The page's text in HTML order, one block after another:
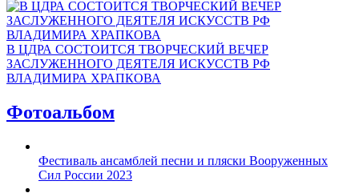
В ЦДРА СОСТОИТСЯ ТВОРЧЕСКИЙ ВЕЧЕР
ЗАСЛУЖЕННОГО ДЕЯТЕЛЯ ИСКУССТВ РФ
ВЛАДИМИРА ХРАПКОВА
Фотоальбом
Фестиваль ансамблей песни и пляски Вооруженных
Сил России 2023